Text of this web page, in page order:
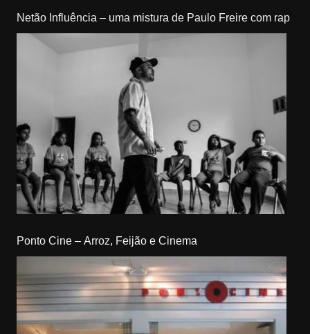
Netão Influência – uma mistura de Paulo Freire com rap
Ponto Cine – Arroz, Feijão e Cinema